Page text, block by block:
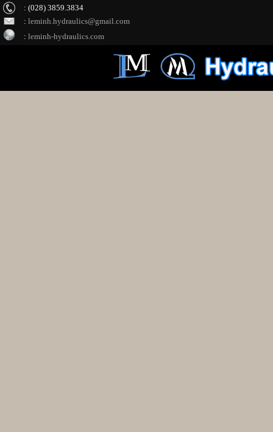
: (028) 3859.3834
: leminh.hydraulics@gmail.com
: leminh-hydraulics.com